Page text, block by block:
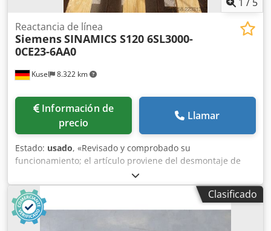
Kusel 8.322 km
Reactancia de línea
SiemensSINAMICS S120 6SL3000-
0CE23-6AA0
Información de
precio
Llamar
Estado: usado, «Revisado y comprobado su
funcionamiento; el artículo proviene del desmontaje de
una instalación de un proveedor de la industria
automotriz». Crsdpfx Anezlt Uijgef Cantidad disponible: 4
unidades Fabricante: Siemens Modelo: 6SL3000-0CE23-
6AA0 Serie: SINAMICS S120 Categoría: Reactor de línea /
Bobina de red Aplicación: Reducción de armónicos,
Clasificado